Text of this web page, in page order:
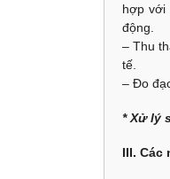
hợp với
động.
– Thu
tế.
– Đo
* Xửlý
III. Các